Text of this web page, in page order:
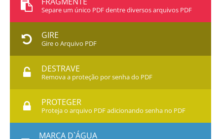
Separe um único PDF dentre diversos arquivos PDF
GIRE
Gire o Arquivo PDF
DESTRAVE
Remova a proteção por senha do PDF
PROTEGER
Proteja o arquivo PDF adicionando senha no PDF
MARCA D`ÁGUA